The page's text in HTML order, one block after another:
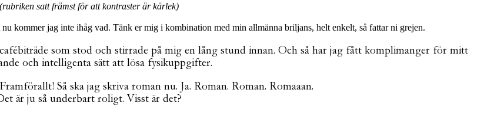
(rubriken satt främst för att kontraster är kärlek)
nu kommer jag inte ihåg vad. Tänk er mig i kombination med min allmänna briljans, helt enkelt, så fattar ni grejen.
som stod och stirrade på mig en lång stund innan. Och så har jag fått komplimanger för mitt
och intelligenta sätt att lösa fysikuppgifter.
Så ska jag skriva roman nu. Ja. Roman. Roman. Romaaan.
är ju så underbart roligt. Visst är det?